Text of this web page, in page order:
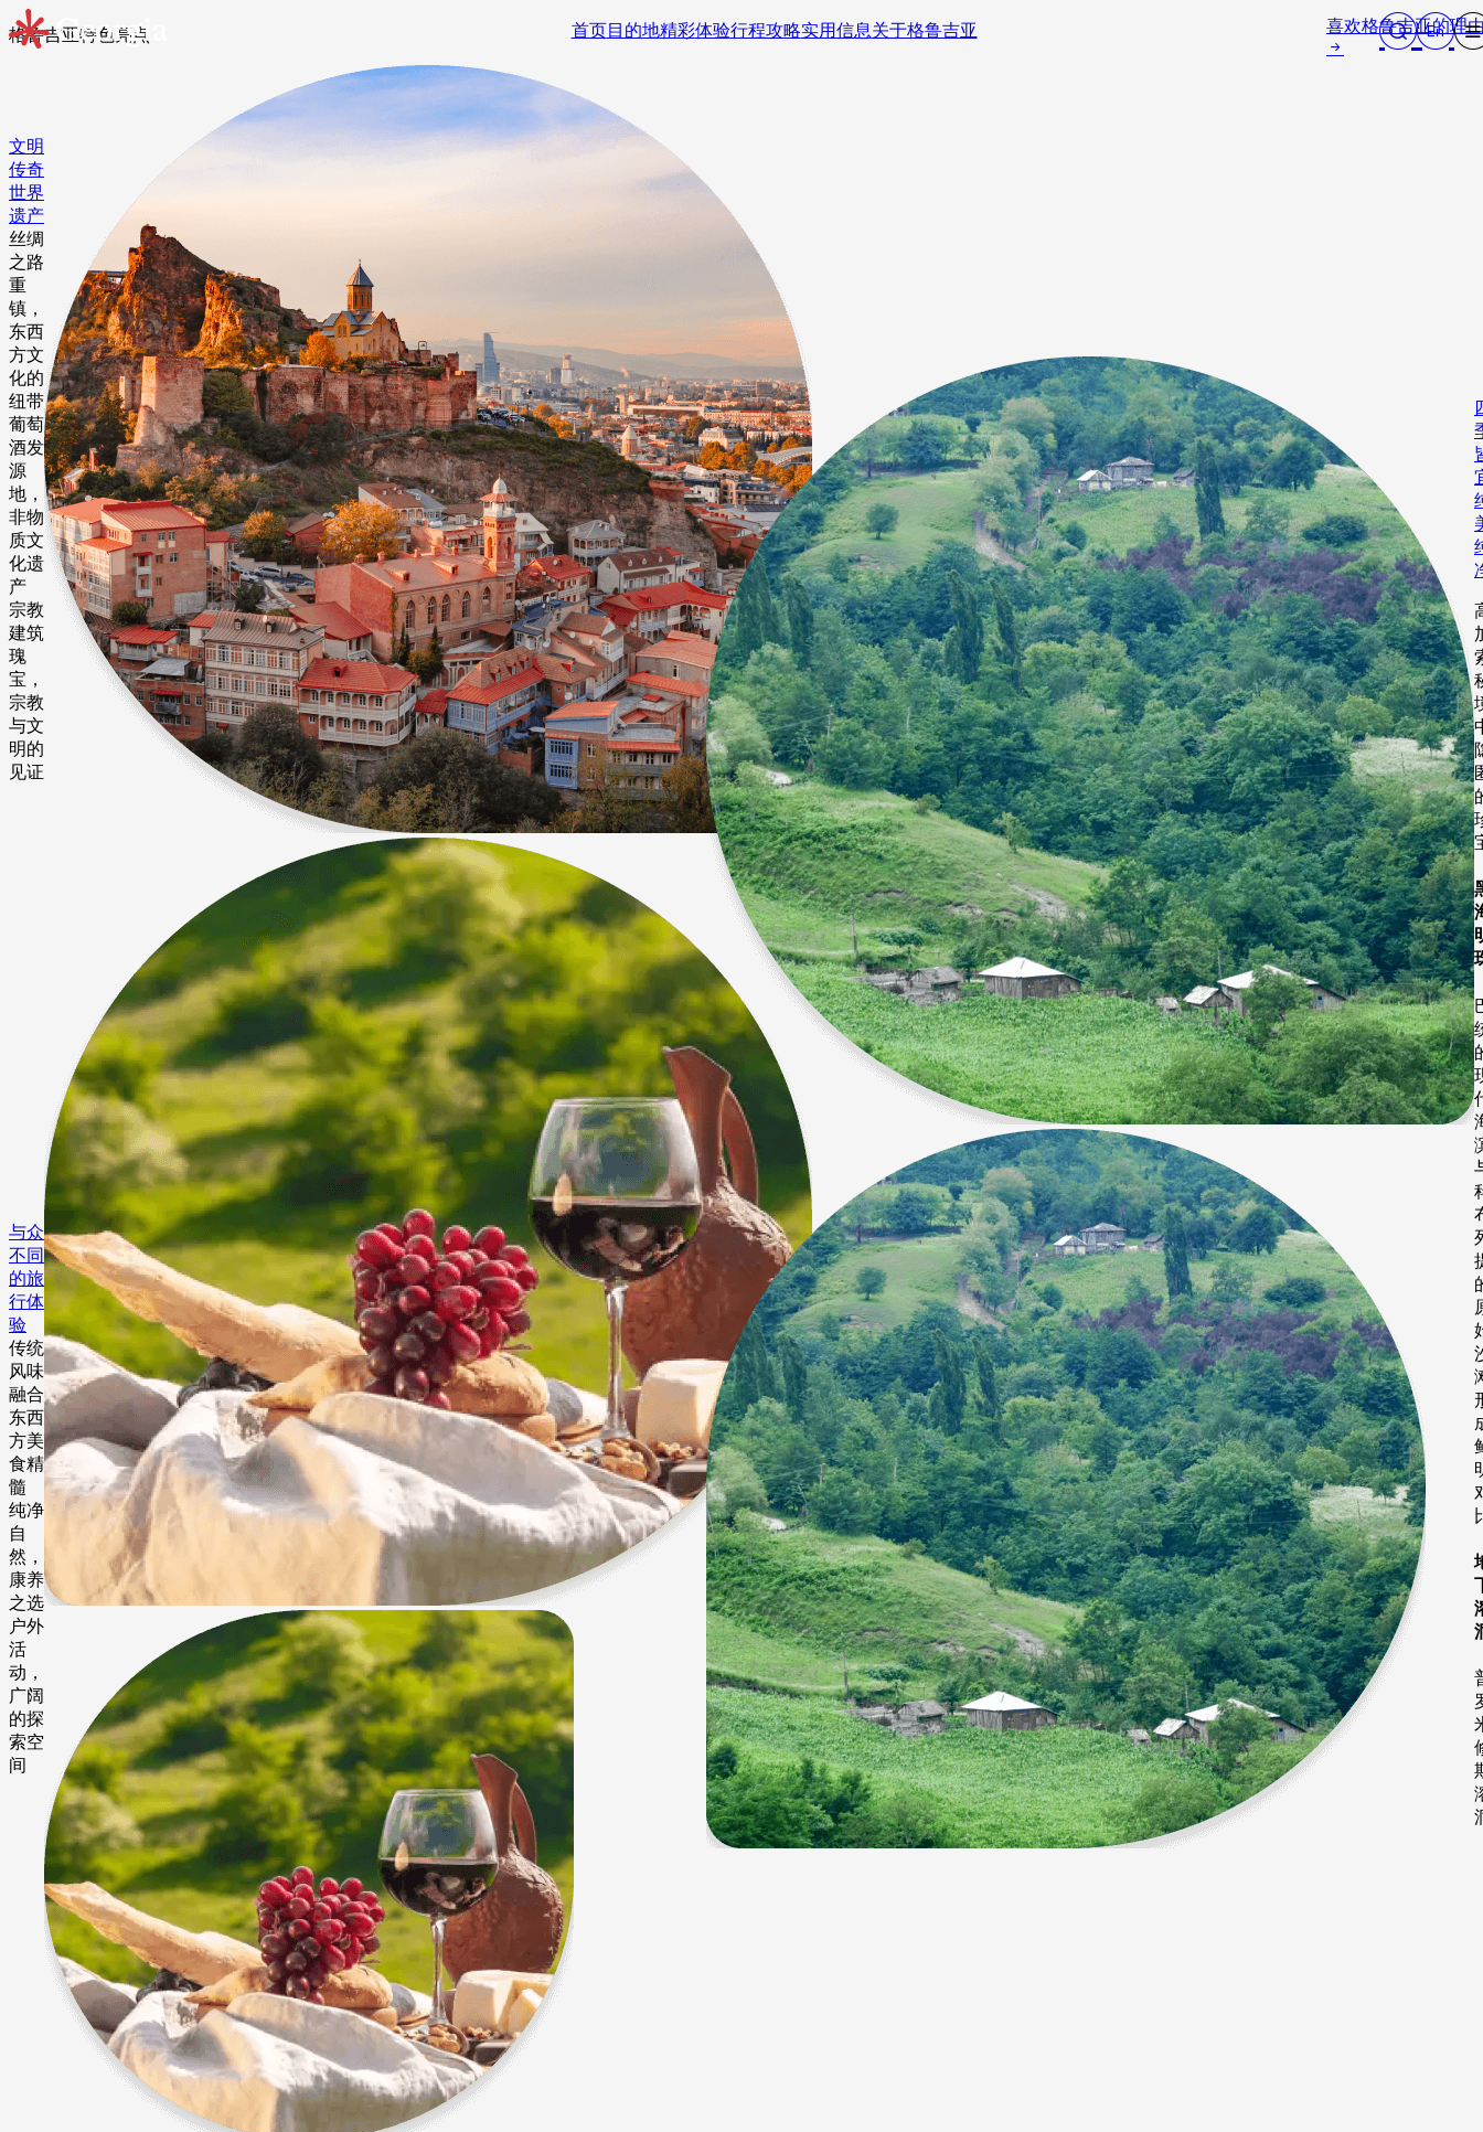
首页目的地精彩体验行程攻略实用信息关于格鲁吉亚
格鲁吉亚特⾊亮点 喜欢格鲁吉亚的理
文明
传奇
世界
遗产
丝绸
之路
重
镇，
东西
方文
化的
纽带
葡萄
酒发
源
地，
非物
质文
化遗
产
宗教
建筑
瑰
宝，
宗教
与文
明的
见证
与众
不同
的旅
行体
验
传统
风味
融合
东西
方美
食精
髓
纯净
自
然，
康养
之选
户外
活
动，
广阔
的探
索空
间